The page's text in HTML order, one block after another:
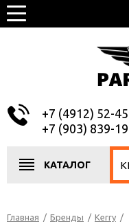
+7 (4912) 52-
+7 (903) 839-
КАТАЛОГ
Главная / Бренды / Kerry /